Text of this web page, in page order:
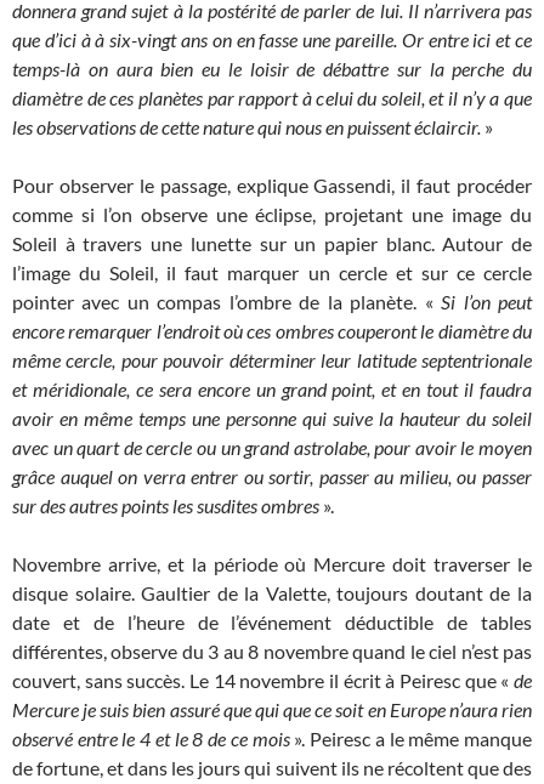
donnera grand sujet à la postérité de parler de lui. Il n’arrivera pas
que d’ici à à six-vingt ans on en fasse une pareille. Or entre ici et ce
temps-là on aura bien eu le loisir de débattre sur la perche du
diamètre de ces planètes par rapport à celui du soleil, et il n’y a que
les observations de cette nature qui nous en puissent éclaircir. »
Pour observer le passage, explique Gassendi, il faut procéder
comme si l’on observe une éclipse, projetant une image du
Soleil à travers une lunette sur un papier blanc. Autour de
l’image du Soleil, il faut marquer un cercle et sur ce cercle
pointer avec un compas l’ombre de la planète. «Si l’on peut
encore remarquer l’endroit où ces ombres couperont le diamètre du
même cercle, pour pouvoir déterminer leur latitude septentrionale
et méridionale, ce sera encore un grand point, et en tout il faudra
avoir en même temps une personne qui suive la hauteur du soleil
avec un quart de cercle ou un grand astrolabe, pour avoir le moyen
grâce auquel on verra entrer ou sortir, passer au milieu, ou passer
sur des autres points les susdites ombres ».
Novembre arrive, et la période où Mercure doit traverser le
disque solaire. Gaultier de la Valette, toujours doutant de la
date et de l’heure de l’événement déductible de tables
différentes, observe du 3 au 8 novembre quand le ciel n’est pas
couvert, sans succès. Le 14 novembre il écrit à Peiresc que « de
Mercure je suis bien assuré que qui que ce soit en Europe n’aura rien
observé entre le 4 et le 8 de ce mois». Peiresc a le même manque
de fortune, et dans les jours qui suivent ils ne récoltent que des